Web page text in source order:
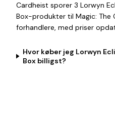
Cardheist sporer 3 Lorwyn
Box-produkter til Magic: The
forhandlere, med priser
Hvor køber jeg Lorwyn
Box billigst?